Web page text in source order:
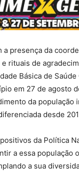
a presença da
rituais de
Básica de
em 27 de agosto
da população
desde
da Política
a essa população
a sua